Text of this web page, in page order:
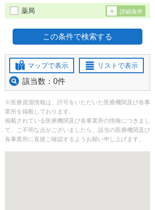
薬局 詳細条件
マップで表示 リストで表示
該当数：0件
※医療資源情報は、許可をいただいた医療機関及び各事
業所を掲載しております。
掲載されている医療機関及び各事業所の情報につきまし
て、ご不明な点がございましたら、該当の医療機関及び
各事業所に直接ご確認するようお願い申し上げます。